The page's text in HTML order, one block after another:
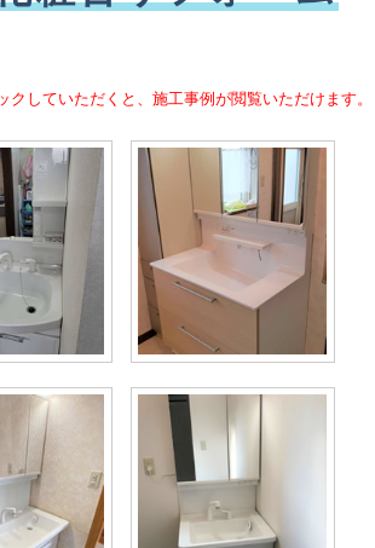
クしていただくと、施工事例が閲覧いただけます。